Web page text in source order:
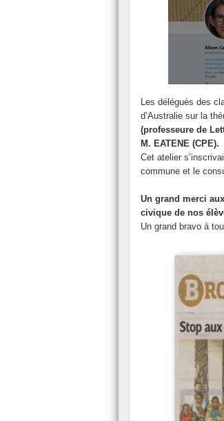
Les délégués des
d’Australie sur la
(professeure de
M. EATENE (CPE).
Cet atelier
commune et le
Un grand merci
civique de nos
Un grand bravo à